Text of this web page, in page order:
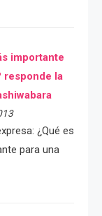
importante
responde la
¿Qué es
para una